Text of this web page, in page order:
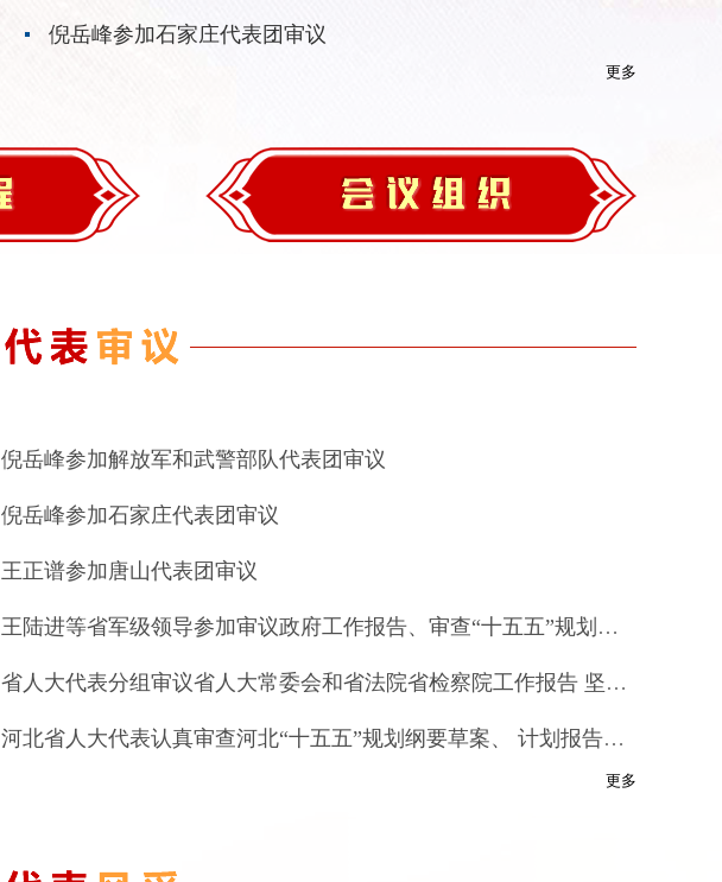
倪岳峰参加石家庄代表团审议
更多
倪岳峰参加解放军和武警部队代表团审议
倪岳峰参加石家庄代表团审议
王正谱参加唐山代表团审议
王陆进等省军级领导参加审议政府工作报告、审查“十五五”规划纲要草案 牢记嘱托担使命 求真务实抓落实 推动高质量发展不断取得新成效
省人大代表分组审议省人大常委会和省法院省检察院工作报告 坚持干字当头 扎实履职尽责 在服务大局中展现新担当新作为
河北省人大代表认真审查河北“十五五”规划纲要草案、 计划报告和预算报告
更多